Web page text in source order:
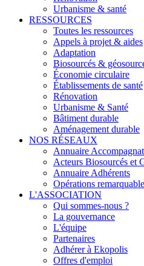
Urbanisme & santé
RESSOURCES
Toutes les ressources
Appels à projet & aides
Adaptation
Biosourcés &
Économie circulaire
Établissements de santé
Rénovation
Urbanisme & Santé
Bâtiment durable
Aménagement durable
NOS RÉSEAUX
Annuaire
Acteurs Biosourcés et
Annuaire Adhérents
Opérations
L'ASSOCIATION
Qui sommes-nous ?
La gouvernance
L'équipe
Partenaires
Adhérer à Ekopolis
Offres d'emploi